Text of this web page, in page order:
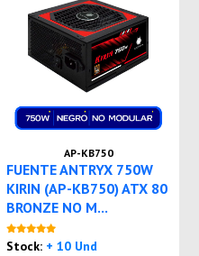
AP-KB750
FUENTE ANTRYX 750W
KIRIN (AP-KB750) ATX 80
BRONZE NO M...
Stock: + 10 Und